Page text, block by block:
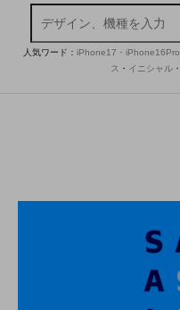
人気ワード： iPhone17・iPhone16Pro
ス ・ イニシャル ・